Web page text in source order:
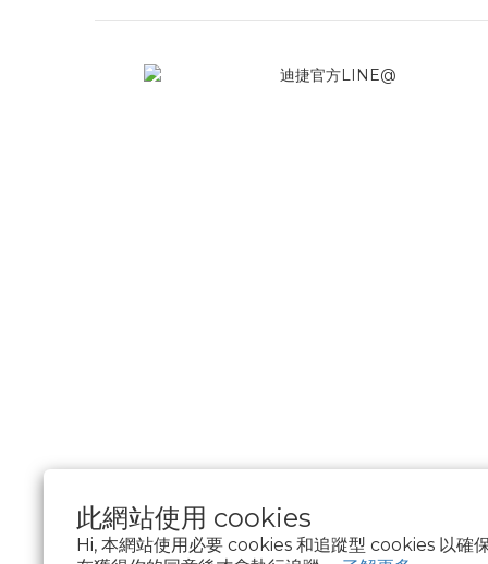
此網站使用 cookies
Hi, 本網站使用必要 cookies 和追蹤型 cookies 以確